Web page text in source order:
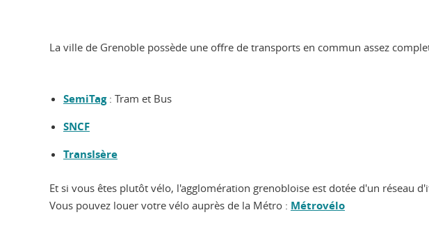
La ville de Grenoble possède une offre de transports en commun assez
SemiTag: Tram et Bus
SNCF
TransIsère
Et si vous êtes plutôt vélo, l'agglomération grenobloise est dotée d'un réseau
Vous pouvez louer votre vélo auprès de la Métro : Métrovélo